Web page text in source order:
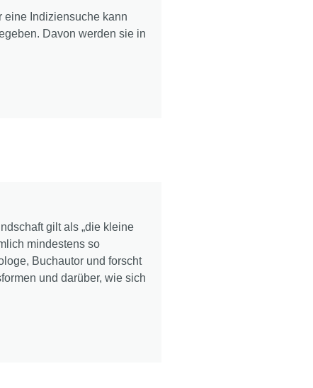
eine Indiziensuche kann
Davon werden sie in
gilt als „die kleine
mindestens so
Buchautor und forscht
und darüber, wie sich